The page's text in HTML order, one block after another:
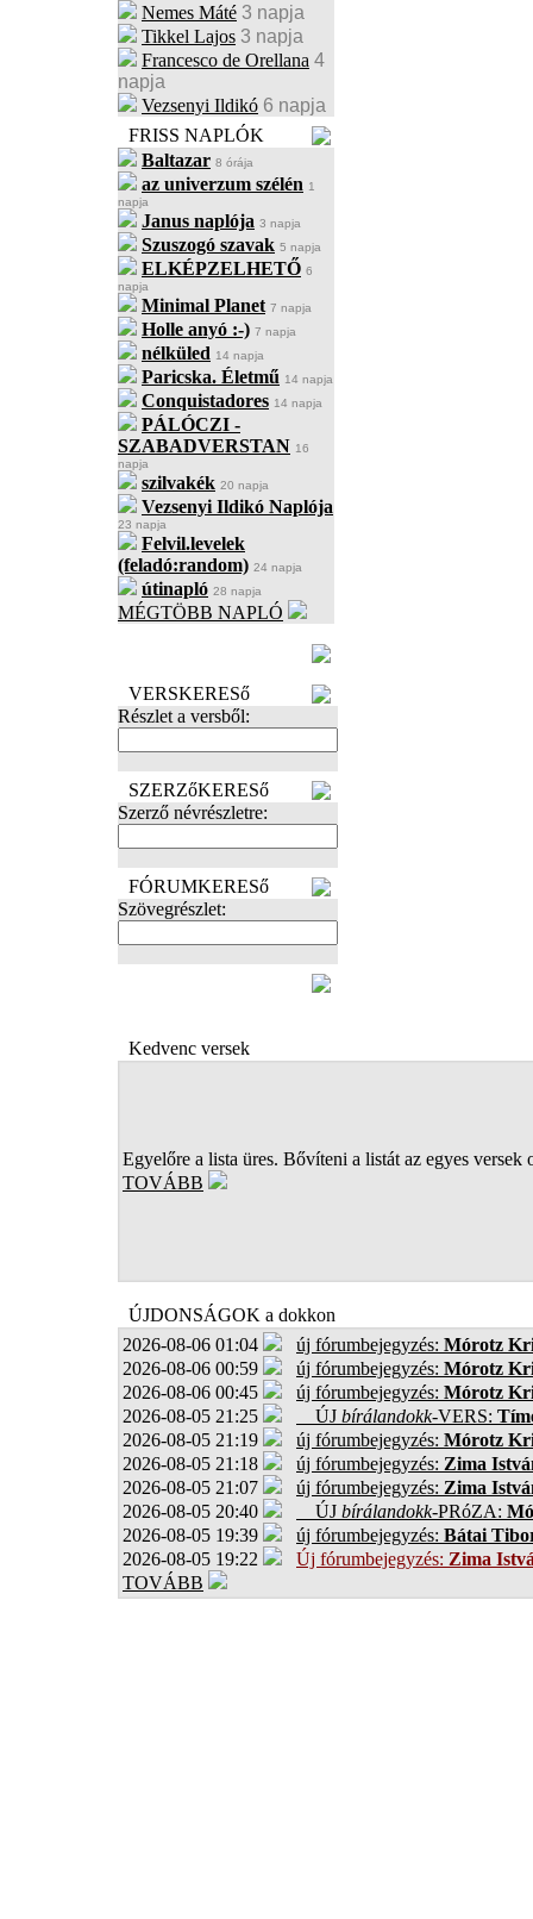
Nemes Máté 3 napja
Tikkel Lajos 3 napja
Francesco de Orellana 4
napja
Vezsenyi Ildikó 6 napja
FRISS NAPLÓK
Baltazar 8 órája
az univerzum szélén 1
napja
Janus naplója 3 napja
Szuszogó szavak 5 napja
ELKÉPZELHETŐ 6
napja
Minimal Planet 7 napja
Holle anyó :-) 7 napja
nélküled 14 napja
Paricska. Életmű 14 napja
Conquistadores 14 napja
PÁLÓCZI -
SZABADVERSTAN 16
napja
szilvakék 20 napja
Vezsenyi Ildikó Naplója
23 napja
Felvil.levelek
(feladó:random) 24 napja
útinapló 28 napja
MÉGTÖBB NAPLÓ
VERSKERESő
Részlet a versből:
SZERZőKERESő
Szerző névrészletre:
FÓRUMKERESő
Szövegrészlet:
Kedvenc versek
Egyelőre a lista üres. Bővíteni a listát az egyes versek
TOVÁBB
ÚJDONSÁGOK a dokkon
2026-08-06 01:04
új fórumbejegyzés: Mórotz
2026-08-06 00:59
új fórumbejegyzés: Mórotz
2026-08-06 00:45
új fórumbejegyzés: Mórotz
2026-08-05 21:25
ÚJ bírálandokk-VERS:
2026-08-05 21:19
új fórumbejegyzés: Mórotz
2026-08-05 21:18
új fórumbejegyzés: Zima
2026-08-05 21:07
új fórumbejegyzés: Zima
2026-08-05 20:40
ÚJ bírálandokk-PRóZA:
2026-08-05 19:39
új fórumbejegyzés: Bátai
2026-08-05 19:22
Új fórumbejegyzés: Zima
TOVÁBB